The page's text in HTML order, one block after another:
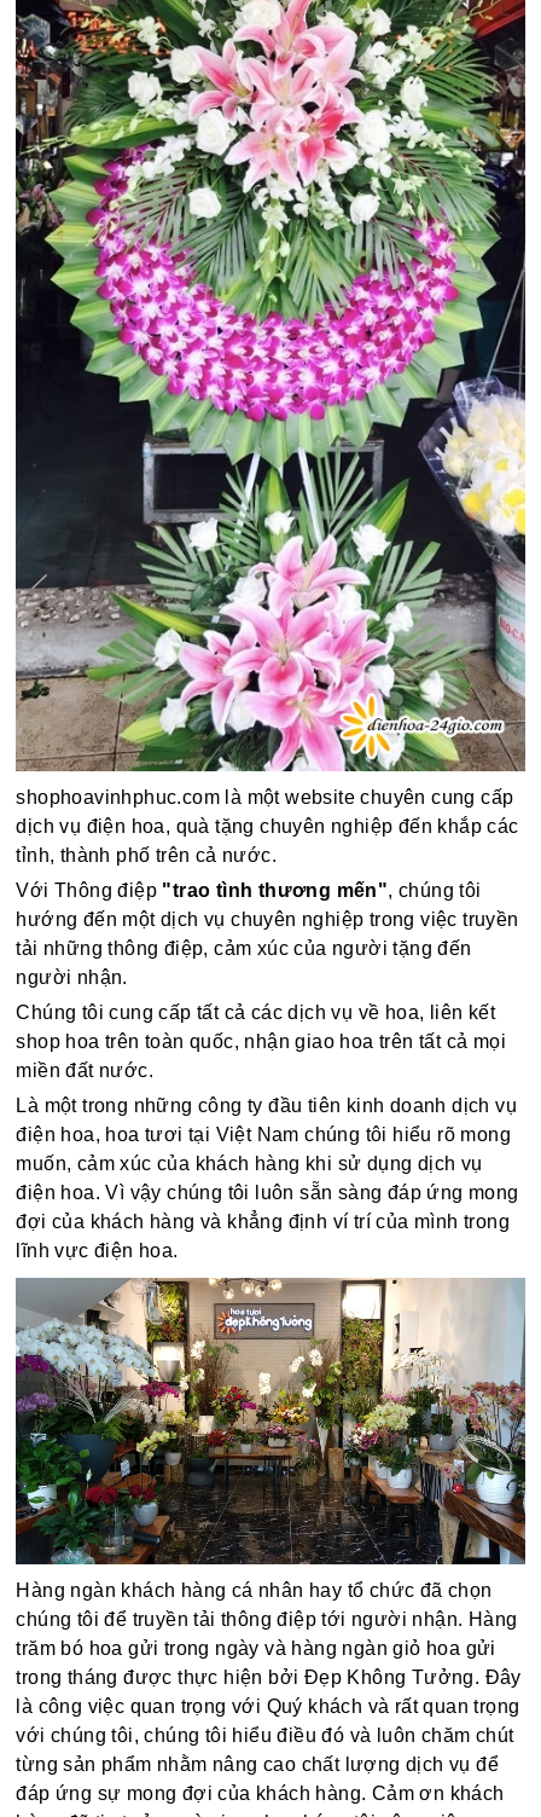
shophoavinhphuc.com là một website chuyên cung cấp
dịch vụ điện hoa, quà tặng chuyên nghiệp đến khắp các
tỉnh, thành phố trên cả nước.
Với Thông điệp "trao tình thương mến", chúng tôi
hướng đến một dịch vụ chuyên nghiệp trong việc truyền
tải những thông điệp, cảm xúc của người tặng đến
người nhận.
Chúng tôi cung cấp tất cả các dịch vụ về hoa, liên kết
shop hoa trên toàn quốc, nhận giao hoa trên tất cả mọi
miền đất nước.
Là một trong những công ty đầu tiên kinh doanh dịch vụ
điện hoa, hoa tươi tại Việt Nam chúng tôi hiểu rõ mong
muốn, cảm xúc của khách hàng khi sử dụng dịch vụ
điện hoa. Vì vậy chúng tôi luôn sẵn sàng đáp ứng mong
đợi của khách hàng và khẳng định ví trí của mình trong
lĩnh vực điện hoa.
Hàng ngàn khách hàng cá nhân hay tổ chức đã chọn
chúng tôi để truyền tải thông điệp tới người nhận. Hàng
trăm bó hoa gửi trong ngày và hàng ngàn giỏ hoa gửi
trong tháng được thực hiện bởi Đẹp Không Tưởng. Đây
là công việc quan trọng với Quý khách và rất quan trọng
với chúng tôi, chúng tôi hiểu điều đó và luôn chăm chút
từng sản phẩm nhằm nâng cao chất lượng dịch vụ để
đáp ứng sự mong đợi của khách hàng. Cảm ơn khách